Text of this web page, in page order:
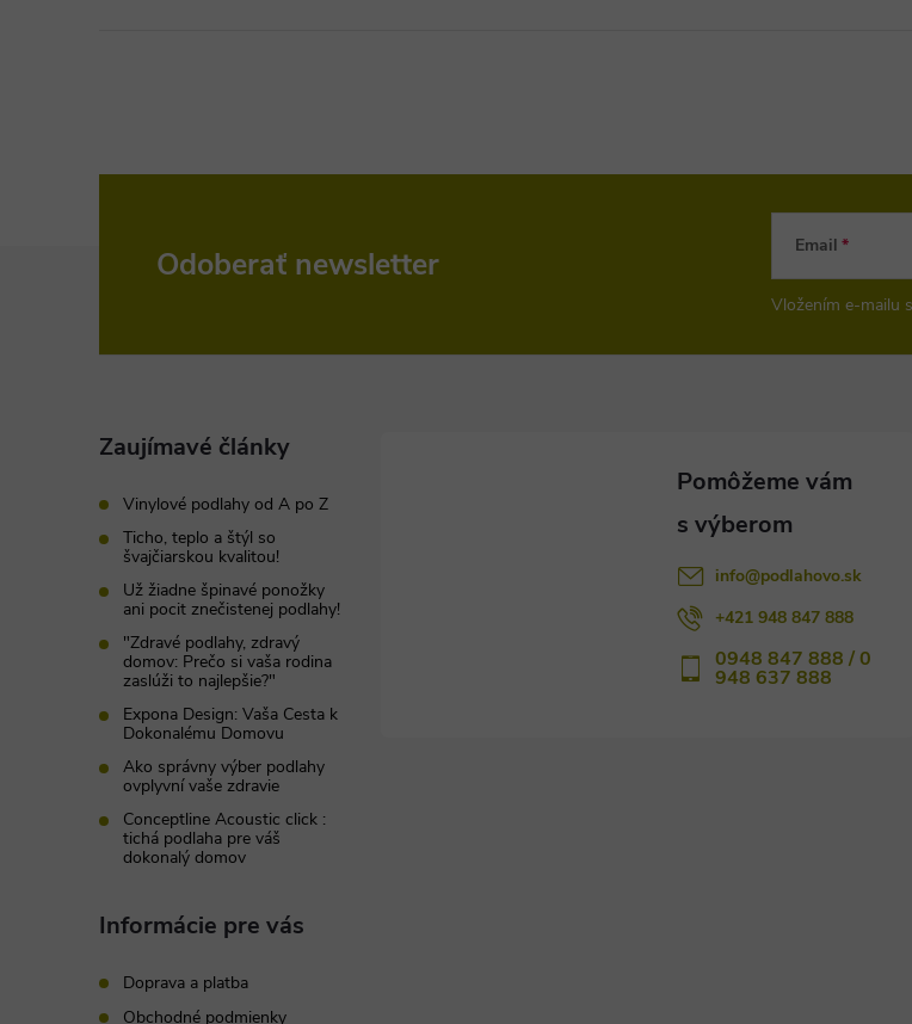
Odoberať newsletter Email
Vložením e-mailu
Zaujímavé články
Vinylové podlahy od A po Z
Ticho, teplo a štýl so
švajčiarskou kvalitou!
Už žiadne špinavé ponožky
ani pocit znečistenej podlahy!
"Zdravé podlahy, zdravý
domov: Prečo si vaša rodina
zaslúži to najlepšie?"
Expona Design: Vaša Cesta k
Dokonalému Domovu
Ako správny výber podlahy
ovplyvní vaše zdravie
Conceptline Acoustic click :
tichá podlaha pre váš
dokonalý domov
info@podlahovo.sk
+421 948 847 888
0948 847 888 / 0
948 637 888
Informácie pre vás
Doprava a platba
Obchodné podmienky